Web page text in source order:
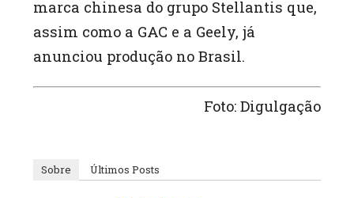
marca chinesa do grupo Stellantis que,
assim como a GAC e a Geely, já
anunciou produção no Brasil.
Foto: Digulgação
Sobre Últimos Posts